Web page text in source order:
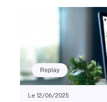
Replay
Le 12/06/2025